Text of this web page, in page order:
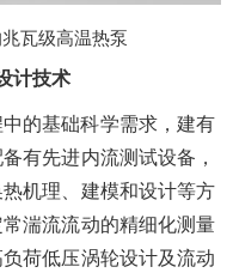
瓦级高温热泵
计技术
的基础科学需求，建有
有先进内流测试设备，
机理、建模和设计等方
湍流流动的精细化测量
荷低压涡轮设计及流动